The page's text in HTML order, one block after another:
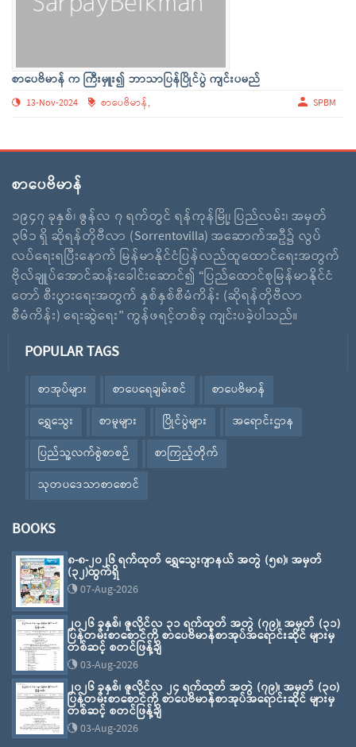
စာပေဗိမာန် က ကြီးမှူး၍ ဘာသာပြန်ပြိုင်ပွဲ ကျင်းပမည်
13-Nov-2024 စာပေဗိမာန်, SPBM
စာပေဗိမာန်
၁၉၄၇ ခုနှစ်၊ ဇွန်လ ၇ ရက်တွင် ရန်ကုန်မြို့၊ ပြည်လမ်း၊ အမှတ်
၃၆၁ ရှိ ဆိုရန်တိုဗီလာ (Sorrentovilla) အဆောက်အဦ၌ လွပ်
လပ်ရေးရပြီးနောက် မြန်မာနိုင်ငံပြန်လည်ထူထောင်ရေးအတွက်
ဗိုလ်ချူပ်အောင်ဆန်းခေါင်းဆောင်၍ “ပြည်ထောင်စုမြန်မာနိုင်ငံ
တော် စီးပွားရေးအတွက် နှစ်နှစ်စီမံကိန်း (ဆိုရန်တိုဗီလာ
စီမံကိန်း) ရေးဆွဲရေး” ကွန်ဖရင့်တစ်ခု ကျင်းပခဲ့ပါသည်။
POPULAR TAGS
စာအုပ်များ စာပေရေချမ်းစင်
စာပေဗိမာန်
ရွှေသွေး
စာမူများ ပြိုင်ပွဲများ
အရောင်းဌာန
ပြည်သူ့လက်စွဲစာစဉ်
စာကြည့်တိုက်
သုတပဒေသာစာစောင်
BOOKS
၈-၈-၂၀၂၆ ရက်ထုတ် ရွှေသွေးဂျာနယ် အတွဲ (၅၈)၊ အမှတ်
(၃၂)ထွက်ရှိ
07-Aug-2026
၂၀၂၆ ခုနှစ်၊ ဇူလိုင်လ ၃၁ ရက်ထုတ် အတွဲ (၇၉)၊ အမှတ် (၃၁)
ပြန်တမ်းစာစောင်ကို စာပေဗိမာန်စာအုပ်အရောင်းဆိုင် များမှ
တစ်ဆင့် စတင်ဖြန့်ချိ
03-Aug-2026
၂၀၂၆ ခုနှစ်၊ ဇူလိုင်လ ၂၄ ရက်ထုတ် အတွဲ (၇၉)၊ အမှတ် (၃၀)
ပြန်တမ်းစာစောင်ကို စာပေဗိမာန်စာအုပ်အရောင်းဆိုင် များမှ
တစ်ဆင့် စတင်ဖြန့်ချိ
03-Aug-2026